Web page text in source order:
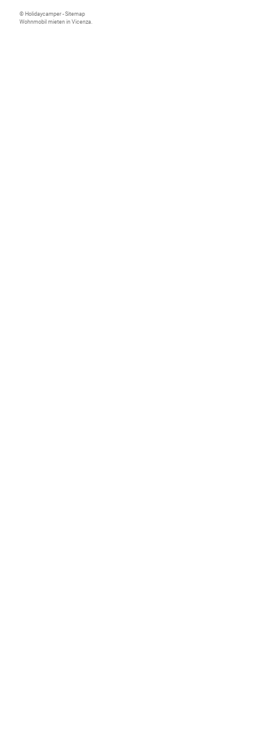
© Holidaycamper -Sitemap
Wohnmobil mieten in Vicenza.